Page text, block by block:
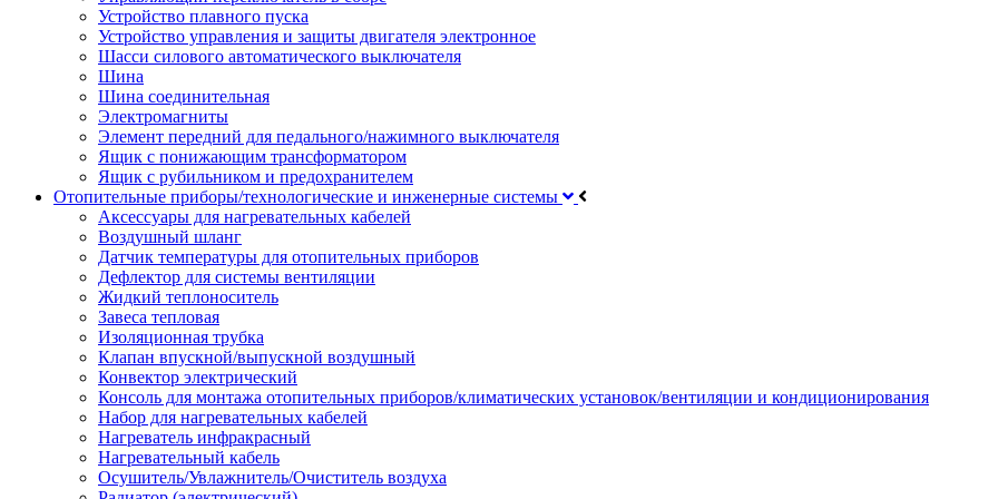
Устройство плавного пуска
Устройство управления и защиты двигателя электронное
Шасси силового автоматического выключателя
Шина
Шина соединительная
Электромагниты
Элемент передний для педального/нажимного выключателя
Ящик с понижающим трансформатором
Ящик с рубильником и предохранителем
Отопительные приборы/технологические и инженерные системы
Аксессуары для нагревательных кабелей
Воздушный шланг
Датчик температуры для отопительных приборов
Дефлектор для системы вентиляции
Жидкий теплоноситель
Завеса тепловая
Изоляционная трубка
Клапан впускной/выпускной воздушный
Конвектор электрический
Консоль для монтажа отопительных приборов/климатических установок/вентиляции и кондиционирования
Набор для нагревательных кабелей
Нагреватель инфракрасный
Нагревательный кабель
Осушитель/Увлажнитель/Очиститель воздуха